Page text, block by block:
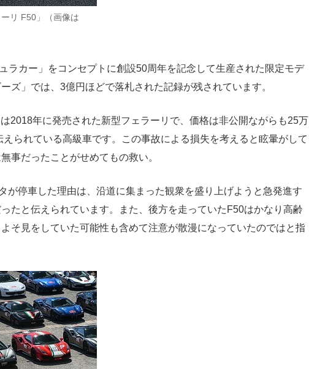
リ F50」（画像は
ラカー」をコンセプトに創設50周年を記念して生産された限定モデ
ズ」では、3億円ほどで落札された記録が残されています。
2018年に発売された新型フェラーリで、価格は非公開ながらも25万
られている高級車です。この事故による損失を考えると眩暈がして
だったことがせめてもの救い。
停車した理由は、沿道に集まった観衆を盛り上げようと急発進す
たと伝えられています。また、後方を走っていたF50はかなり高齢
そ見をしていた可能性も含めて注意が散漫になっていたのではと指